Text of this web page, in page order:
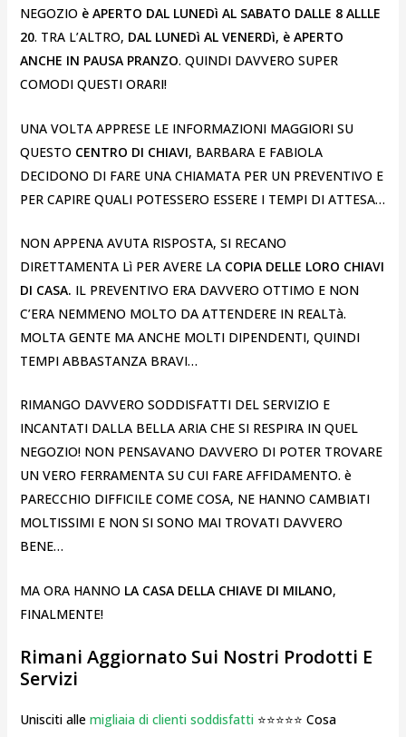
NEGOZIO è APERTO DAL LUNEDì AL SABATO DALLE 8 ALLLE
20. TRA L’ALTRO, DAL LUNEDì AL VENERDì, è APERTO
ANCHE IN PAUSA PRANZO. QUINDI DAVVERO SUPER
COMODI QUESTI ORARI!
UNA VOLTA APPRESE LE INFORMAZIONI MAGGIORI SU
QUESTO CENTRO DI CHIAVI, BARBARA E FABIOLA
DECIDONO DI FARE UNA CHIAMATA PER UN PREVENTIVO E
PER CAPIRE QUALI POTESSERO ESSERE I TEMPI DI ATTESA…
NON APPENA AVUTA RISPOSTA, SI RECANO
DIRETTAMENTA Lì PER AVERE LA COPIA DELLE LORO CHIAVI
DI CASA. IL PREVENTIVO ERA DAVVERO OTTIMO E NON
C’ERA NEMMENO MOLTO DA ATTENDERE IN REALTà.
MOLTA GENTE MA ANCHE MOLTI DIPENDENTI, QUINDI
TEMPI ABBASTANZA BRAVI…
RIMANGO DAVVERO SODDISFATTI DEL SERVIZIO E
INCANTATI DALLA BELLA ARIA CHE SI RESPIRA IN QUEL
NEGOZIO! NON PENSAVANO DAVVERO DI POTER TROVARE
UN VERO FERRAMENTA SU CUI FARE AFFIDAMENTO. è
PARECCHIO DIFFICILE COME COSA, NE HANNO CAMBIATI
MOLTISSIMI E NON SI SONO MAI TROVATI DAVVERO
BENE…
MA ORA HANNO LA CASA DELLA CHIAVE DI MILANO,
FINALMENTE!
Rimani Aggiornato Sui Nostri Prodotti E
Servizi
Unisciti alle migliaia di clienti soddisfatti⭐⭐⭐⭐⭐ Cosa